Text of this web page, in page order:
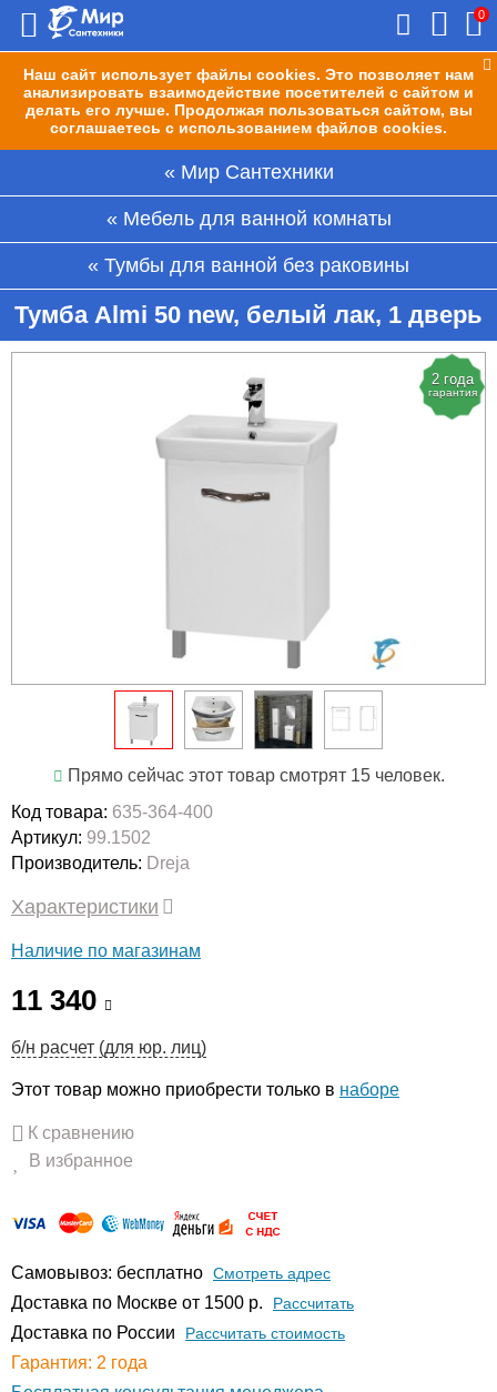
Наш сайт использует файлы cookies. Это позволяет нам
анализировать взаимодействие посетителей с сайтом и
делать его лучше. Продолжая пользоваться сайтом, вы
соглашаетесь с использованием файлов cookies.
0
Мир Сантехники
Мебель для ванной комнаты
Тумбы для ванной без раковины
Тумба Almi 50 new, белый лак, 1 дверь
2 года
гарантия
Прямо сейчас этот товар смотрят 15 человек.
Код товара: 635-364-400
Артикул: 99.1502
Производитель: Dreja
Характеристики
Наличие по магазинам
11 340
б/н расчет (для юр. лиц)
Этот товар можно приобрести только в наборе
К сравнению
В избранное
Самовывоз: бесплатно Смотреть адрес
Доставка по Москве от 1500 р. Расcчитать
Доставка по России Рассчитать стоимость
Гарантия: 2 года